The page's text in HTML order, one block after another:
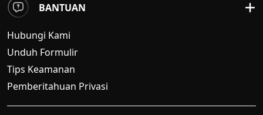
BANTUAN
Hubungi Kami
Unduh Formulir
Tips Keamanan
Pemberitahuan Privasi